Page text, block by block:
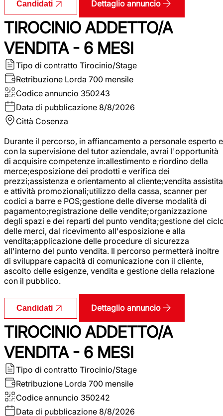
Candidati Dettaglio annuncio
TIROCINIO ADDETTO/A
VENDITA - 6 MESI
Tipo di contratto Tirocinio/Stage
Retribuzione Lorda 700 mensile
Codice annuncio 350243
Data di pubblicazione 8/8/2026
Città Cosenza
Durante il percorso, in affiancamento a personale esperto e
con la supervisione del tutor aziendale, avrai l'opportunità
di acquisire competenze in:allestimento e riordino della
merce;esposizione dei prodotti e verifica dei
prezzi;assistenza e orientamento al cliente;vendita assistita
e attività promozionali;utilizzo della cassa, scanner per
codici a barre e POS;gestione delle diverse modalità di
pagamento;registrazione delle vendite;organizzazione
degli spazi e dei reparti del punto vendita;gestione del
delle merci, dal ricevimento all'esposizione e alla
vendita;applicazione delle procedure di sicurezza
all'interno del punto vendita. Il percorso permetterà inoltre
di sviluppare capacità di comunicazione con il cliente,
ascolto delle esigenze, vendita e gestione della relazione
con il pubblico.
Candidati Dettaglio annuncio
TIROCINIO ADDETTO/A
VENDITA - 6 MESI
Tipo di contratto Tirocinio/Stage
Retribuzione Lorda 700 mensile
Codice annuncio 350242
Data di pubblicazione 8/8/2026